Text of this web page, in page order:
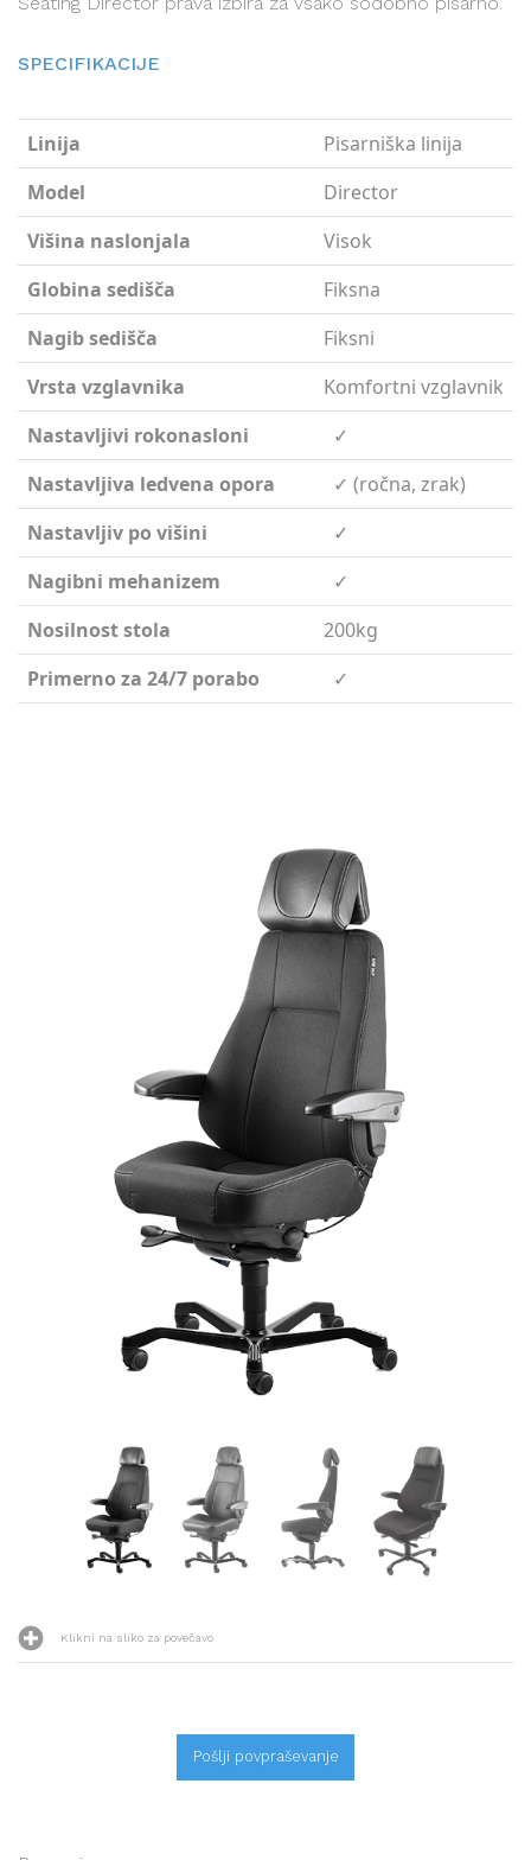
SPECIFIKACIJE
Linija
Pisarniška linija
Model
Director
Višina naslonjala
Visok
Globina sedišča
Fiksna
Nagib sedišča
Fiksni
Vrsta vzglavnika
Komfortni vzglavnik
Nastavljivi rokonasloni
✓
Nastavljiva ledvena opora
✓ (ročna, zrak)
Nastavljiv po višini
✓
Nagibni mehanizem
✓
Nosilnost stola
200kg
Primerno za 24/7 porabo
✓
Klikni na sliko za povečavo
Pošlji povpraševanje